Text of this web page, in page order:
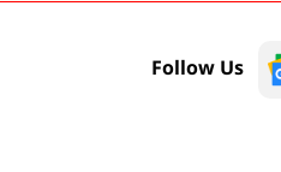
Follow Us